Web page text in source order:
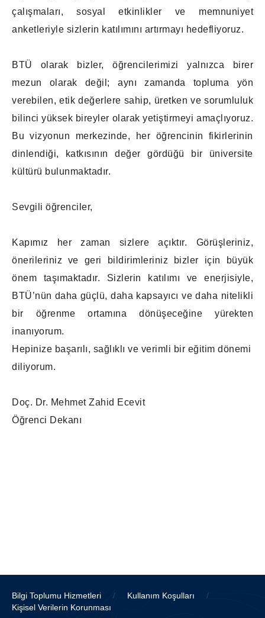
çalışmaları, sosyal etkinlikler ve memnuniyet
anketleriyle sizlerin katılımını artırmayı hedefliyoruz.
BTÜ olarak bizler, öğrencilerimizi yalnızca birer
mezun olarak değil; aynı zamanda topluma yön
verebilen, etik değerlere sahip, üretken ve sorumluluk
bilinci yüksek bireyler olarak yetiştirmeyi amaçlıyoruz.
Bu vizyonun merkezinde, her öğrencinin fikirlerinin
dinlendiği, katkısının değer gördüğü bir üniversite
kültürü bulunmaktadır.
Sevgili öğrenciler,
Kapımız her zaman sizlere açıktır. Görüşleriniz,
önerileriniz ve geri bildirimleriniz bizler için büyük
önem taşımaktadır. Sizlerin katılımı ve enerjisiyle,
BTÜ’nün daha güçlü, daha kapsayıcı ve daha nitelikli
bir öğrenme ortamına dönüşeceğine yürekten
inanıyorum.
Hepinize başarılı, sağlıklı ve verimli bir eğitim dönemi
diliyorum.
Doç. Dr. Mehmet Zahid Ecevit
Öğrenci Dekanı
Bilgi Toplumu Hizmetleri / Kullanım Koşulları
/
Kişisel Verilerin Korunması